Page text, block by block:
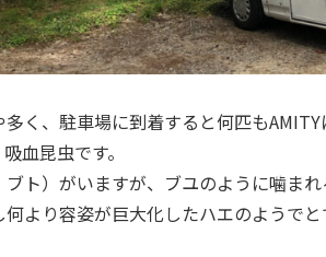
く、駐車場に到着すると何匹もAMITY
血昆虫です。
ト）がいますが、ブユのように噛ま
より容姿が巨大化したハエのようでと